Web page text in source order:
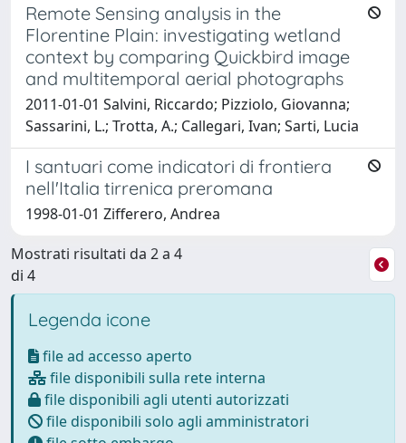
Remote Sensing analysis in the
Florentine Plain: investigating wetland
context by comparing Quickbird image
and multitemporal aerial photographs
2011-01-01 Salvini, Riccardo; Pizziolo, Giovanna;
Sassarini, L.; Trotta, A.; Callegari, Ivan; Sarti, Lucia
I santuari come indicatori di frontiera
nell'Italia tirrenica preromana
1998-01-01 Zifferero, Andrea
Mostrati risultati da 2 a 4
di 4
Legenda icone
file ad accesso aperto
file disponibili sulla rete interna
file disponibili agli utenti autorizzati
file disponibili solo agli amministratori